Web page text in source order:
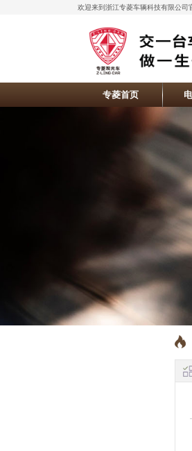
欢迎来到浙江专菱车辆科技有限公司
专菱首页